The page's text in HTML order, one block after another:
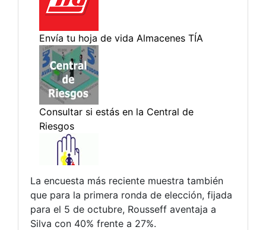
La encuesta más reciente muestra también
que para la primera ronda de elección, fijada
para el 5 de octubre, Rousseff aventaja a
Silva con 40% frente a 27%.